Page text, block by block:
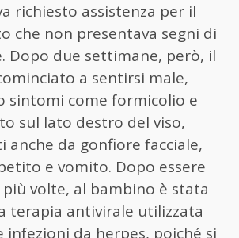
richiesto assistenza per il
che non presentava segni di
Dopo due settimane, però, il
a sentirsi male,
sintomi come formicolio e
sul lato destro del viso,
anche da gonfiore facciale,
e vomito. Dopo essere
volte, al bambino è stata
terapia antivirale utilizzata
infezioni da herpes, poiché si